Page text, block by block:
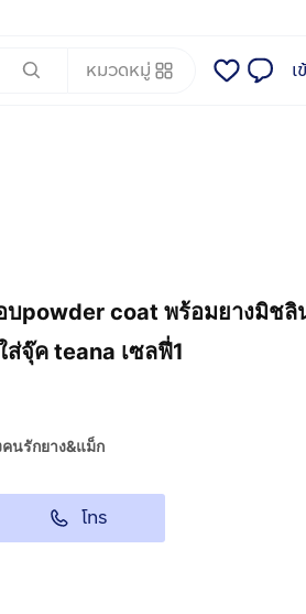
หมวดหมู่ เ
powder coat พร้อมยางมิชลิ
ส่จุ๊ค teana เซลฟี่1
นรักยาง&แม็ก
โทร